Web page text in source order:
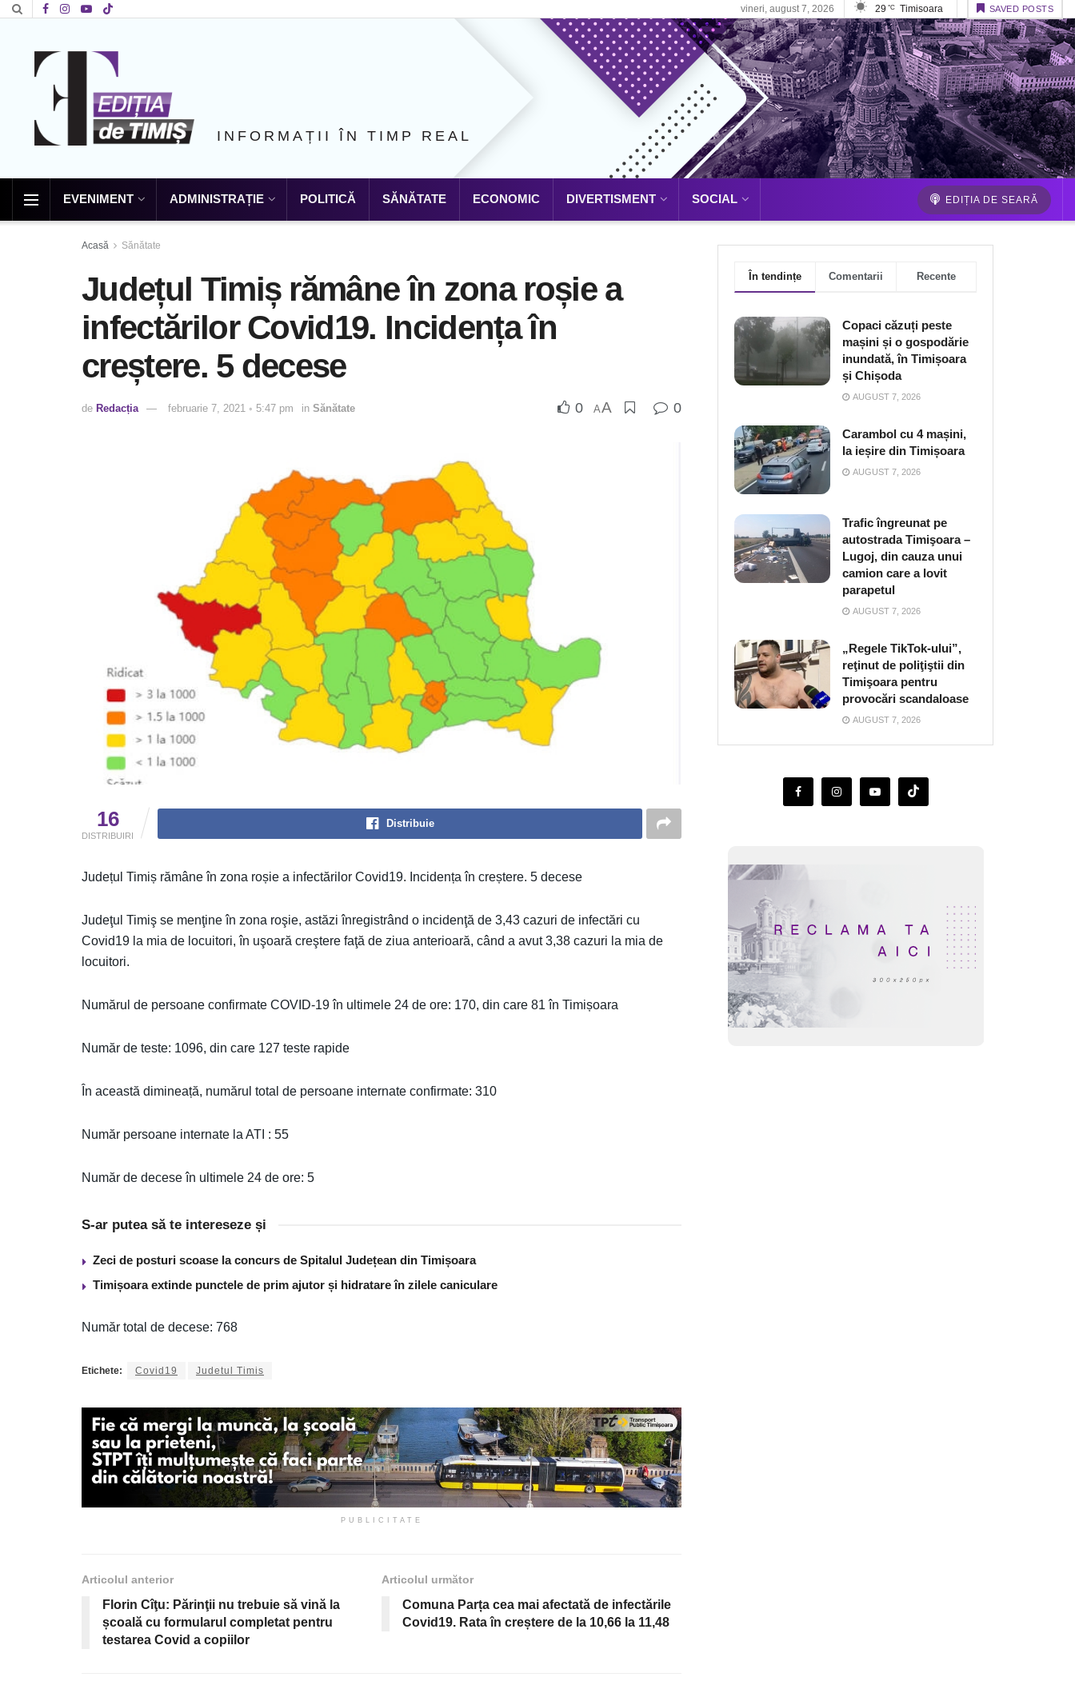
vineri, august 7, 2026 29 °C Timisoara SAVED POSTS
INFORMAȚII ÎN TIMP REAL
EVENIMENT ADMINISTRAȚIE POLITICĂ SĂNĂTATE ECONOMIC DIVERTISMENT SOCIAL EDIȚIA DE SEARĂ
Acasă Sănătate
Județul Timiș rămâne în zona roșie a
infectărilor Covid19. Incidența în
creștere. 5 decese
de Redacția februarie 7, 2021 ◦ 5:47 pm in Sănătate 0 AA 0
16
DISTRIBUIRI
Distribuie
Județul Timiș rămâne în zona roșie a infectărilor Covid19. Incidența în creștere. 5 decese
Judeţul Timiş se menţine în zona roşie, astăzi înregistrând o incidenţă de 3,43 cazuri de infectări cu
Covid19 la mia de locuitori, în uşoară creştere faţă de ziua anterioară, când a avut 3,38 cazuri la mia de
locuitori.
Numărul de persoane confirmate COVID-19 în ultimele 24 de ore: 170, din care 81 în Timișoara
Număr de teste: 1096, din care 127 teste rapide
În această dimineață, numărul total de persoane internate confirmate: 310
Număr persoane internate la ATI : 55
Număr de decese în ultimele 24 de ore: 5
S-ar putea să te intereseze și
Zeci de posturi scoase la concurs de Spitalul Județean din Timișoara
Timișoara extinde punctele de prim ajutor și hidratare în zilele caniculare
Număr total de decese: 768
Etichete: Covid19 Judetul Timis
PUBLICITATE
Articolul anterior
Florin Cîţu: Părinţii nu trebuie să vină la
școală cu formularul completat pentru
testarea Covid a copiilor
Articolul următor
Comuna Parța cea mai afectată de infectările
Covid19. Rata în creștere de la 10,66 la 11,48
În tendințe Comentarii Recente
Copaci căzuți peste
mașini și o gospodărie
inundată, în Timișoara
și Chișoda
AUGUST 7, 2026
Carambol cu 4 mașini,
la ieșire din Timișoara
AUGUST 7, 2026
Trafic îngreunat pe
autostrada Timişoara –
Lugoj, din cauza unui
camion care a lovit
parapetul
AUGUST 7, 2026
„Regele TikTok-ului”,
reţinut de poliţiştii din
Timişoara pentru
provocări scandaloase
AUGUST 7, 2026